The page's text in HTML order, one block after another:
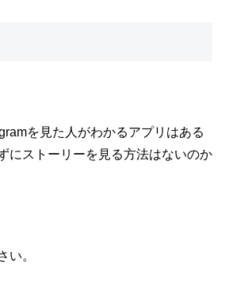
を見た人がわかるアプリはある
にストーリーを見る方法はないのか
い。